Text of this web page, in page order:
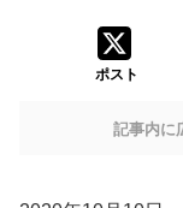
ポスト
記事内に